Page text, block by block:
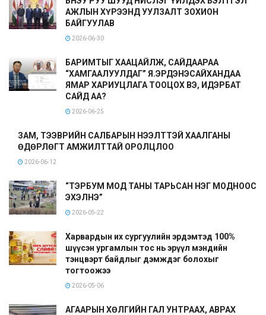
АЖЛЫН ХҮРЭЭНД УУЛЗАЛТ ЗОХИОН
БАЙГУУЛАВ
2026-06-30
БАРИМТЫГ ХААЦАЙЛЖ, САЙДААРАА
“ХАМГААЛУУЛДАГ” Я.ЭРДЭНЭСАЙХАНДАА
ЯМАР ХАРИУЦЛАГА ТООЦОХ ВЭ, ИДЭРБАТ
САЙД АА?
2026-06-25
ЗАМ, ТЭЭВРИЙН САЛБАРЫН НЭЭЛТТЭЙ ХААЛГАНЫ
ӨДӨРЛӨГТ АМЖИЛТТАЙ ОРОЛЦЛОО
2026-06-12
“ТЭРБУМ МОД ТАНЫ ТАРЬСАН НЭГ МОДНООС
ЭХЭЛНЭ”
2026-05-22
Харвардын их сургуулийн эрдэмтэд 100%
шүүсэн ургамлын тос нь эрүүл мэндийн
тэнцвэрт байдлыг дэмждэг болохыг
тогтоожээ
2026-05-06
АГААРЫН ХӨЛГИЙН ГАЛ УНТРААХ, АВРАХ